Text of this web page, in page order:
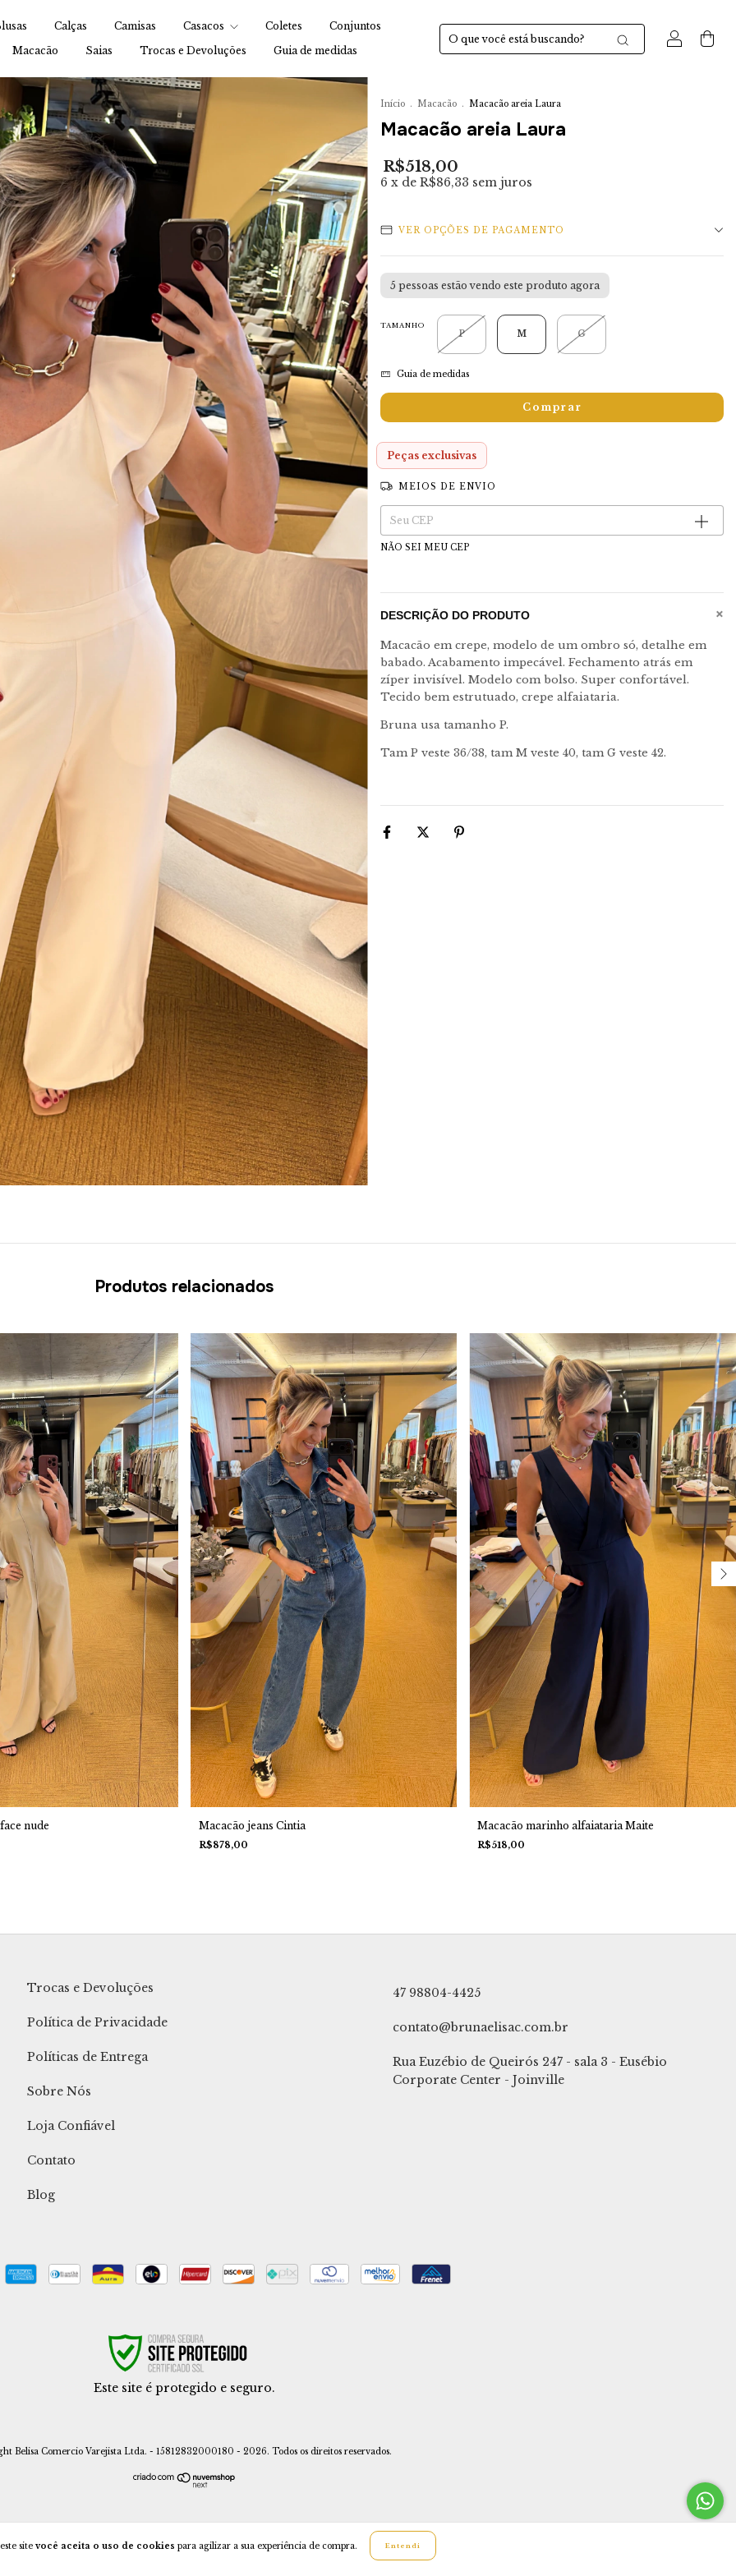
Calças Camisas Casacos Coletes
Conjuntos
Macacão
Saias Trocas e Devoluções Guia de medidas
0
site você aceita o uso de cookies para agilizar a sua experiência de compra. Entendi
Início . Macacão . Macacão areia Laura
Macacão areia Laura
R$518,00
6 x de R$86,33 sem juros
VER OPÇÕES DE PAGAMENTO
5 pessoas estão vendo este produto agora
TAMANHO
P M G
Guia de medidas
Peças exclusivas
MEIOS DE ENVIO
Entregas para o CEP: Alterar CEP
NÃO SEI MEU CEP
DESCRIÇÃO DO PRODUTO +
Macacão em crepe, modelo de um ombro só, detalhe em
babado. Acabamento impecável. Fechamento atrás em
zíper invisível. Modelo com bolso. Super confortável.
Tecido bem estrutuado, crepe alfaiataria.
Bruna usa tamanho P.
Tam P veste 36/38, tam M veste 40, tam G veste 42.
Produtos relacionados
nude Macacão jeans Cintia
R$878,00
Macacão marinho alfaiataria Maite
R$518,00
Trocas e Devoluções
Política de Privacidade
Políticas de Entrega
Sobre Nós
Loja Confiável
Contato
Blog
47 98804-4425
contato@brunaelisac.com.br
Rua Euzébio de Queirós 247 - sala 3 - Eusébio
Corporate Center - Joinville
Este site é protegido e seguro.
Belisa Comercio Varejista Ltda. - 15812832000180 - 2026. Todos os direitos reservados.